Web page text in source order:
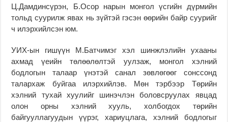
Ц.Дамдинсүрэн, Б.Осор нарын монгол үсгийн дүрмийн
тольд суурилж явах нь зүйтэй гэсэн өөрийн байр суурийг
ч илэрхийлсэн юм.
УИХ-ын гишүүн М.Батчимэг хэл шинжлэлийн ухааны
ахмад үеийн төлөөлөлтэй уулзаж, монгол хэлний
бодлогын талаар үнэтэй санал зөвлөгөөг сонссонд
талархаж буйгаа илэрхийлэв. Мөн тэрбээр Төрийн
хэлний тухай хуулийг шинэчлэн боловсруулах явцад
олон орны хэлний хууль, холбогдох төрийн
байгууллагуудын үүрэг, хариуцлага, хэлний бодлогыг